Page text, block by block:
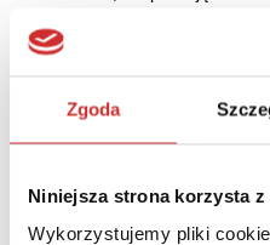
Zgoda
Niniejsza strona korzysta
Wykorzystujemy pliki
dostępna dla osób z
Rozwiązania IT,
nabyć z
dba o zapewnienie równego
systemów. Wszystkie